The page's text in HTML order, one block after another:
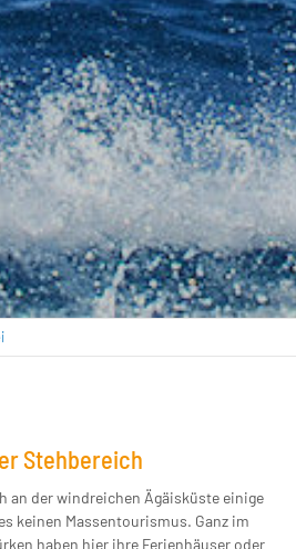
Stehbereich
an der windreichen Ägäisküste einige
keinen Massentourismus. Ganz im
haben hier ihre Ferienhäuser oder